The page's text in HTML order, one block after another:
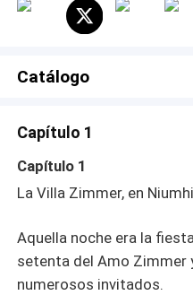
Catálogo
Capítulo 1
Capítulo 1
La Villa Zimmer, en
Aquella noche era la
setenta del Amo Zimmer
numerosos invitados.